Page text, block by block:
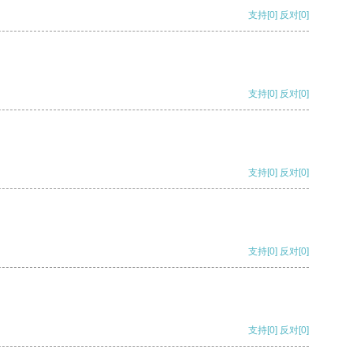
支持[0] 反对[0]
支持[0] 反对[0]
支持[0] 反对[0]
支持[0] 反对[0]
支持[0] 反对[0]